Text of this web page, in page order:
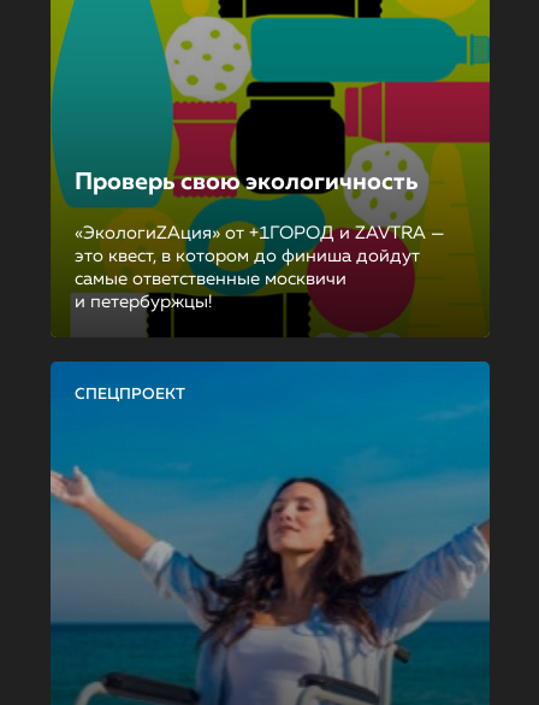
Проверь свою экологичность
«ЭкологиZAция» от +1ГОРОД и ZAVTRA —
это квест, в котором до финиша дойдут
самые ответственные москвичи
и петербуржцы!
СПЕЦПРОЕКТ